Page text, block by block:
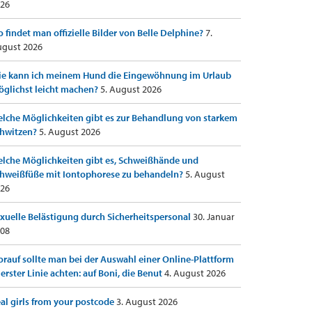
findet man offizielle Bilder von Belle Delphine?7.
2026
kann ich meinem Hund die Eingewöhnung im Urlaub
leicht machen?5. August 2026
Möglichkeiten gibt es zur Behandlung von starkem
5. August 2026
Möglichkeiten gibt es, Schweißhände und
mit Iontophorese zu behandeln?5. August
Belästigung durch Sicherheitspersonal 30. Januar
sollte man bei der Auswahl einer Online-Plattform
Linie achten: auf Boni, die Benut4. August 2026
girls from your postcode3. August 2026